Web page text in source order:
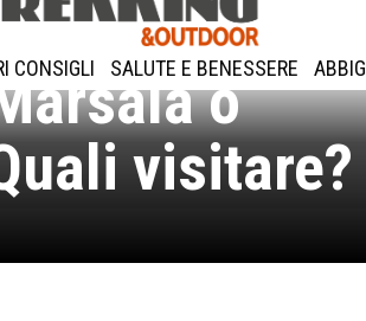
CONSIGLI SALUTE E BENESSERE
o
visitare?